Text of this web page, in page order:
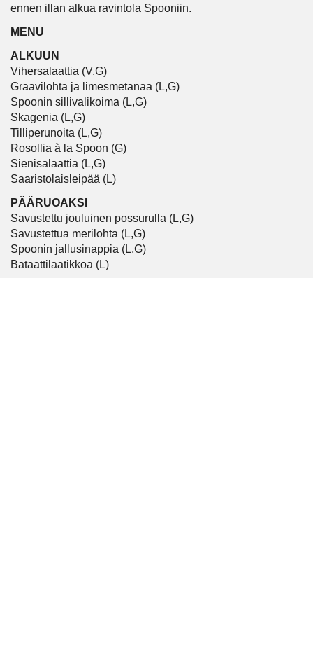
ennen illan alkua ravintola Spooniin.
MENU
ALKUUN
Vihersalaattia (V,G)
Graavilohta ja limesmetanaa (L,G)
Spoonin sillivalikoima (L,G)
Skagenia (L,G)
Tilliperunoita (L,G)
Rosollia à la Spoon (G)
Sienisalaattia (L,G)
Saaristolaisleipää (L)
PÄÄRUOAKSI
Savustettu jouluinen possurulla (L,G)
Savustettua merilohta (L,G)
Spoonin jallusinappia (L,G)
Bataattilaatikkoa (L)